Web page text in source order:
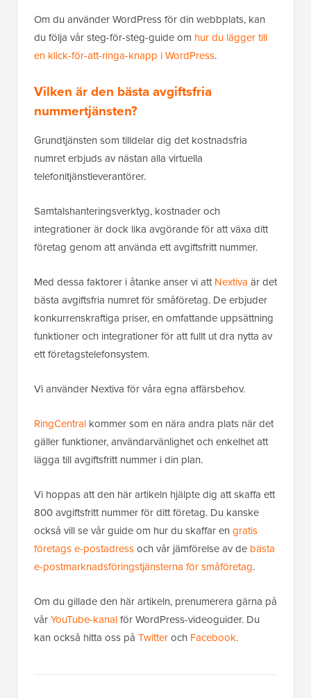
Om du använder WordPress för din webbplats, kan
du följa vår steg-för-steg-guide om hur du lägger till
en klick-för-att-ringa-knapp i WordPress.
Vilken är den bästa avgiftsfria
nummertjänsten?
Grundtjänsten som tilldelar dig det kostnadsfria
numret erbjuds av nästan alla virtuella
telefonitjänstleverantörer.
Samtalshanteringsverktyg, kostnader och
integrationer är dock lika avgörande för att växa ditt
företag genom att använda ett avgiftsfritt nummer.
Med dessa faktorer i åtanke anser vi attNextiva är det
bästa avgiftsfria numret för småföretag. De erbjuder
konkurrenskraftiga priser, en omfattande uppsättning
funktioner och integrationer för att fullt ut dra nytta av
ett företagstelefonsystem.
Vi använder Nextiva för våra egna affärsbehov.
RingCentral kommer som en nära andra plats när det
gäller funktioner, användarvänlighet och enkelhet att
lägga till avgiftsfritt nummer i din plan.
Vi hoppas att den här artikeln hjälpte dig att skaffa ett
800 avgiftsfritt nummer för ditt företag. Du kanske
också vill se vår guide om hur du skaffar en gratis
företags e-postadressoch vår jämförelse av de bästa
e-postmarknadsföringstjänsterna för småföretag.
Om du gillade den här artikeln, prenumerera gärna på
vårYouTube-kanalför WordPress-videoguider. Du
kan också hitta oss på Twitteroch Facebook.